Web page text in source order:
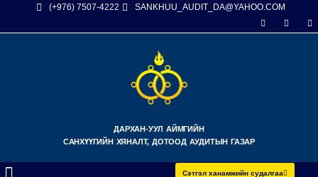
(+976) 7507-4222 SANKHUU_AUDIT_DA@YAHOO.COM
ДАРХАН-УУЛ АЙМГИЙН
САНХҮҮГИЙН ХЯНАЛТ, ДОТООД АУДИТЫН ГАЗАР
Сэтгэл ханамжийн судалгаа